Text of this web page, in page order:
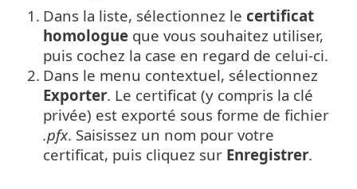
1. Dans la liste, sélectionnez le certificat
homologue que vous souhaitez utiliser,
puis cochez la case en regard de celui-ci.
2. Dans le menu contextuel, sélectionnez
Exporter. Le certificat (y compris la clé
privée) est exporté sous forme de fichier
.pfx. Saisissez un nom pour votre
certificat, puis cliquez sur Enregistrer.